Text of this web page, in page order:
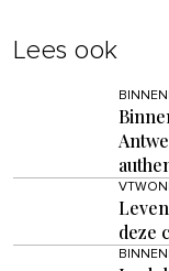
Lees ook
deze